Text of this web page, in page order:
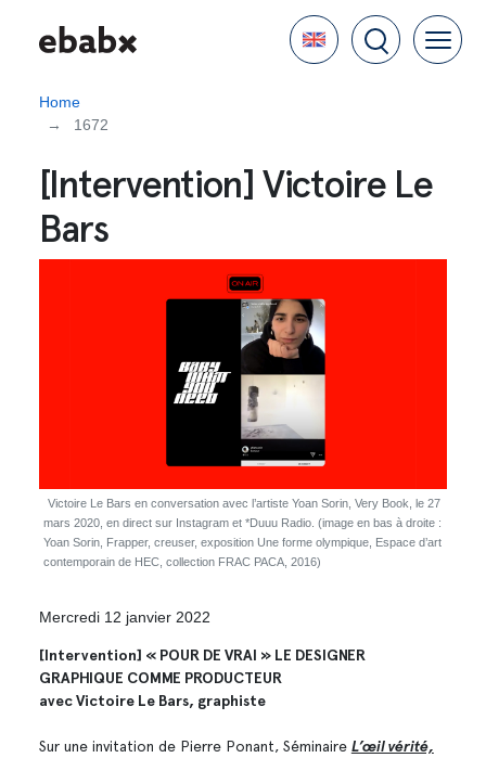
Language
Home
1672
[Intervention] Victoire Le
Bars
Victoire Le Bars en conversation avec l’artiste Yoan Sorin, Very Book, le 27
mars 2020, en direct sur Instagram et *Duuu Radio. (image en bas à droite :
Yoan Sorin, Frapper, creuser, exposition Une forme olympique, Espace d’art
contemporain de HEC, collection FRAC PACA, 2016)
Mercredi 12 janvier 2022
[Intervention] « POUR DE VRAI » LE DESIGNER
GRAPHIQUE COMME PRODUCTEUR
avec Victoire Le Bars, graphiste
Sur une invitation de Pierre Ponant, Séminaire L’œil vérité,